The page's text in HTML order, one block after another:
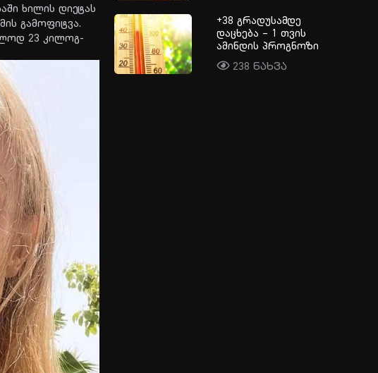
ხი­ლის დი­ე­ტას
გა­მო­ფიტ­ვა.
23 კი­ლოგ­
+38 გრადუსამდე
დაცხება – 1 თვის
ამინდის პროგნოზი
238 ნახვა